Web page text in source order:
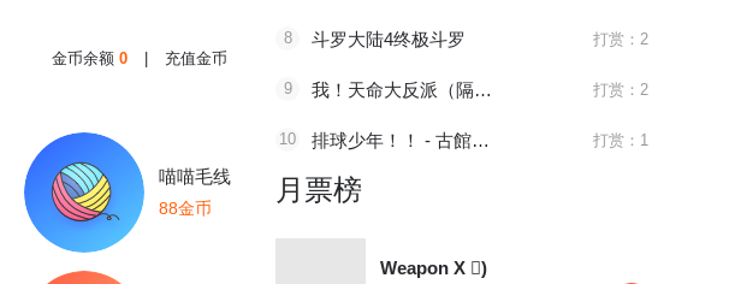
第8話(1/2)
金币余额 0 充值金币
喵喵毛线
88金币
8 斗罗大陆4终极斗罗 打赏：2
9 我！天命大反派（隔周双更） 打赏：2
10 排球少年！！ - 古館春一 打赏：1
月票榜
Weapon X 񢉒)